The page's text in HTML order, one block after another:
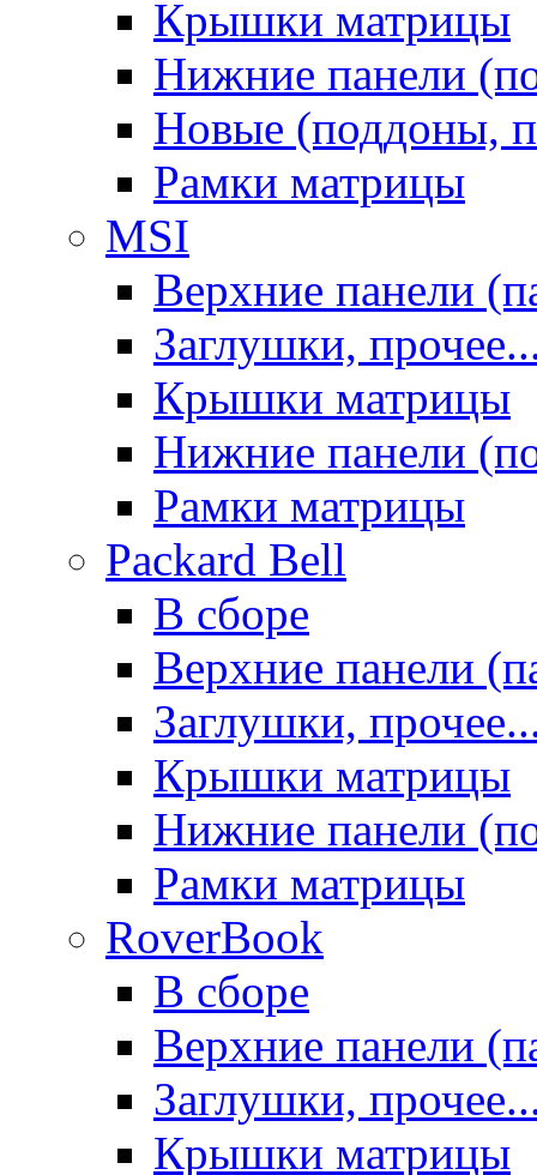
Крышки матрицы
Нижние панели
Новые (поддоны,
Рамки матрицы
MSI
Верхние панели
Заглушки,
Крышки матрицы
Нижние панели
Рамки матрицы
Packard Bell
В сборе
Верхние панели
Заглушки,
Крышки матрицы
Нижние панели
Рамки матрицы
RoverBook
В сборе
Верхние панели
Заглушки,
Крышки матрицы